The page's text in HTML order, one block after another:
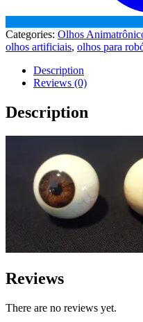
Categories: Olhos
olhos artificiais, olhos para
Description
Reviews (0)
Description
Reviews
There are no reviews yet.